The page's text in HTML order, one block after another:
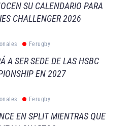
SU CALENDARIO PARA
CHALLENGER 2026
Ferugby
A SER SEDE DE LAS HSBC
EN 2027
Ferugby
EN SPLIT MIENTRAS QUE